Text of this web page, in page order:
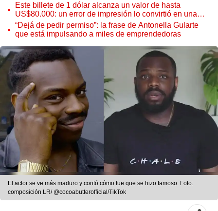
Este billete de 1 dólar alcanza un valor de hasta
US$80.000: un error de impresión lo convirtió en una
pieza única que hoy buscan coleccionistas de todo el
mundo
“Dejá de pedir permiso”: la frase de Antonella Gularte
que está impulsando a miles de emprendedoras
El actor se ve más maduro y contó cómo fue que se hizo famoso. Foto:
composición LR/ @cocoabutterofficial/TikTok